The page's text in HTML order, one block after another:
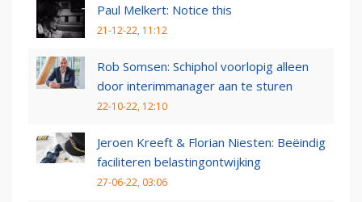
Paul Melkert: Notice this
21-12-22, 11:12
Rob Somsen: Schiphol voorlopig alleen
door interimmanager aan te sturen
22-10-22, 12:10
Jeroen Kreeft & Florian Niesten: Beëindig
faciliteren belastingontwijking
27-06-22, 03:06